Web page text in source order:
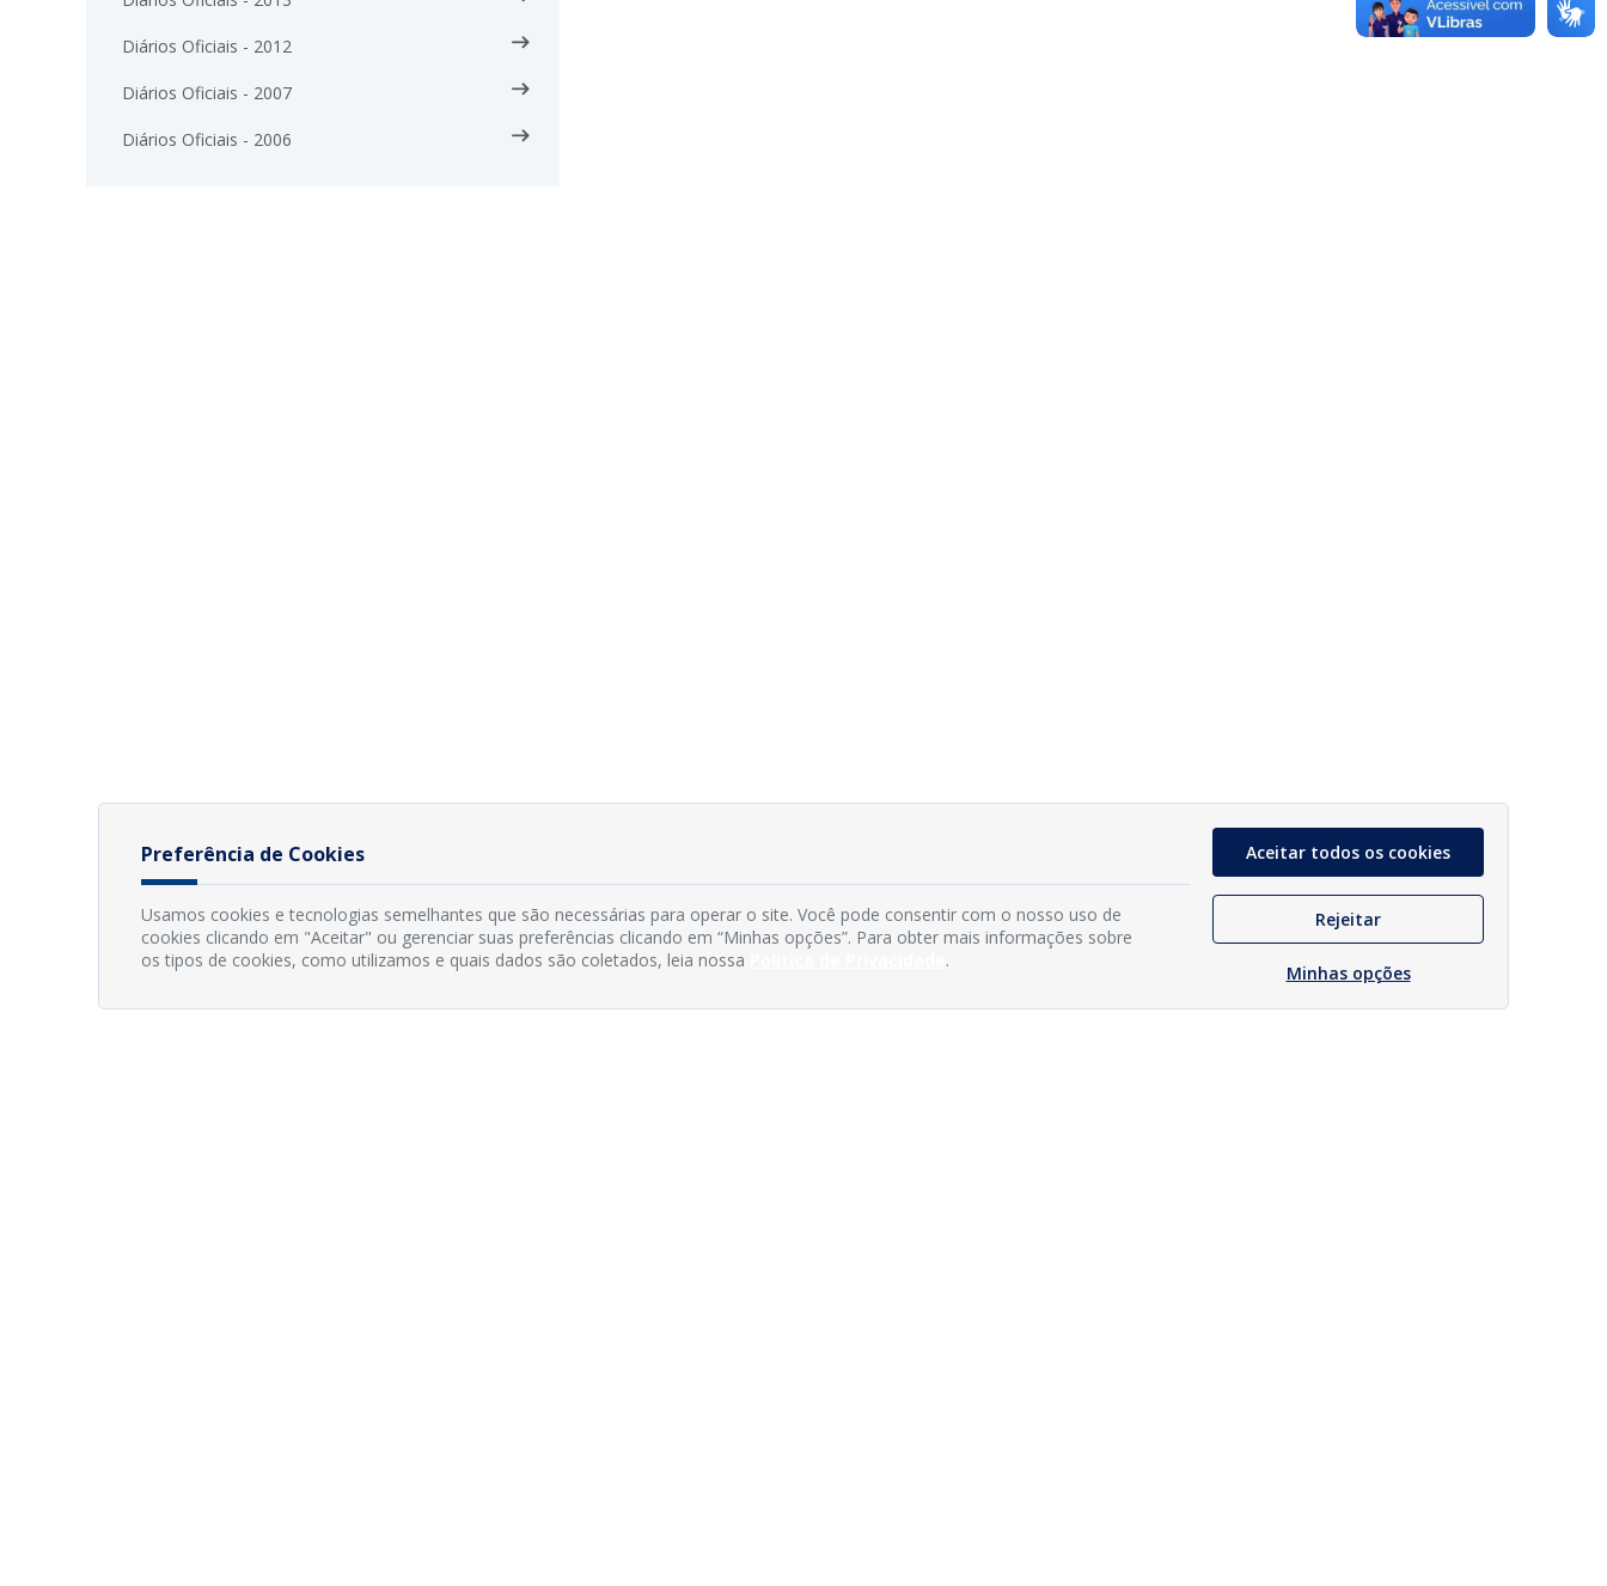
Diários Oficiais - 2012
Diários Oficiais - 2007
Diários Oficiais - 2006
Preferência de Cookies
Usamos cookies e tecnologias semelhantes que são necessárias para operar o site. Você pode consentir com o nosso uso de
cookies clicando em "Aceitar" ou gerenciar suas preferências clicando em “Minhas opções”. Para obter mais informações sobre
os tipos de cookies, como utilizamos e quais dados são coletados, leia nossa
.
Aceitar todos os cookies
Rejeitar
Minhas opções